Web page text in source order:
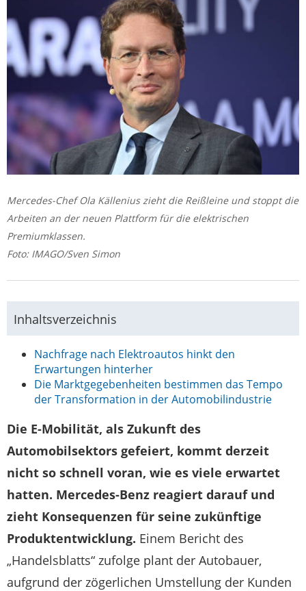
Mercedes-Chef Ola Källenius zieht die Reißleine und stoppt die
Arbeiten an der neuen Plattform für die elektrischen
Premiumklassen.
Foto: IMAGO/Sven Simon
Inhaltsverzeichnis
Nachfrage nach Elektroautos hinkt den
Erwartungen hinterher
Die Marktgegebenheiten bestimmen das Tempo
der Transformation in der Automobilindustrie
Die E-Mobilität, als Zukunft des
Automobilsektors gefeiert, kommt derzeit
nicht so schnell voran, wie es viele erwartet
hatten. Mercedes-Benz reagiert darauf und
zieht Konsequenzen für seine zukünftige
Produktentwicklung. Einem Bericht des
„Handelsblatts“ zufolge plant der Autobauer,
aufgrund der zögerlichen Umstellung der Kunden